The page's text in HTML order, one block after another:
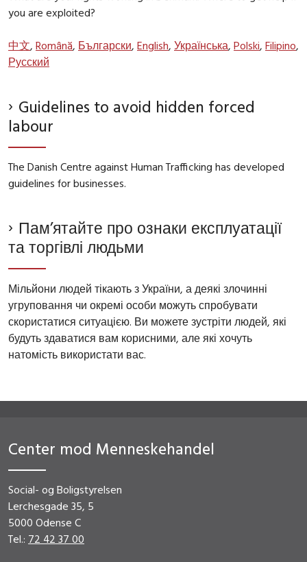
you are exploited?
中文, Română, Български, English, Українська, Polski, Filipino,
Русский
Guidelines to avoid hidden forced
labour
The Danish Centre against Human Trafficking has developed
guidelines for businesses.
Пам’ятайте про ознаки експлуатації
та торгівлі людьми
Мільйони людей тікають з України, а деякі злочинні
угруповання чи окремі особи можуть спробувати
скористатися ситуацією. Ви можете зустріти людей, які
будуть здаватися вам корисними, але які хочуть
натомість використати вас.
Center mod Menneskehandel
Social- og Boligstyrelsen
Lerchesgade 35, 5
5000 Odense C
Tel.: 72 42 37 00